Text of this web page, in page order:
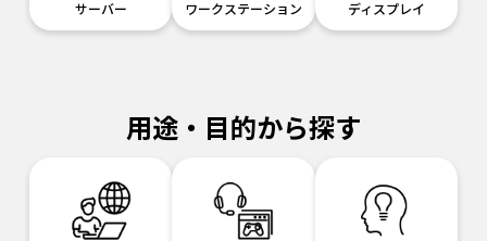
サーバー ワークステーション ディスプレイ
用途・目的から探す